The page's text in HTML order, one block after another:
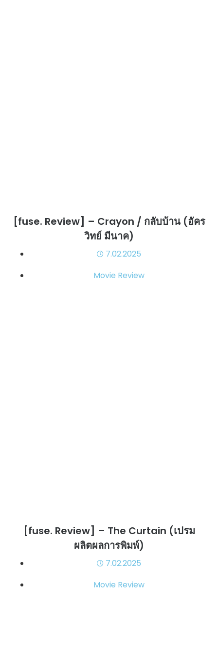
[fuse. Review] – Crayon / กลับบ้าน (อัคร
วิทย์ มีนาค)
7.02.2025
Movie Review
[fuse. Review] – The Curtain (เปรม
ผลิตผลการพิมพ์)
7.02.2025
Movie Review